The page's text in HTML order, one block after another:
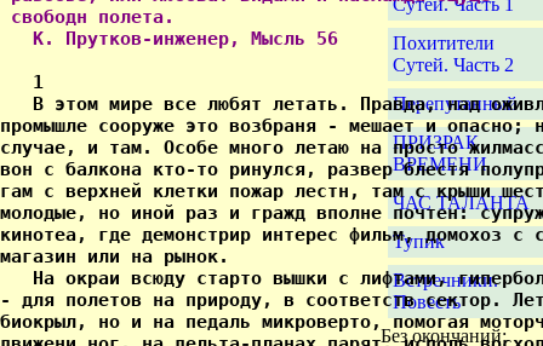
Сутей. Часть 1
Похитители
Сутей. Часть 2
Перепутанный
ПРИЗРАК
ВРЕМЕНИ
ЧАС ТАЛАНТА
Тупик
Встречники.
Повесть
Без окончаний:
свободн полета.
   К. Прутков-инженер, Мысль 56